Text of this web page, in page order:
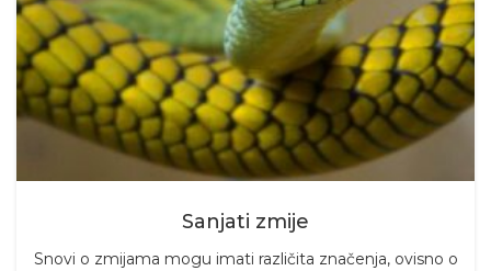
Sanjati zmije
Snovi o zmijama mogu imati različita značenja, ovisno o